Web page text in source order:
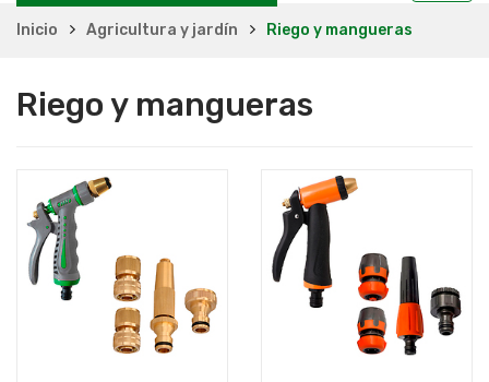
Inicio Agricultura y jardín Riego y mangueras
Riego y mangueras